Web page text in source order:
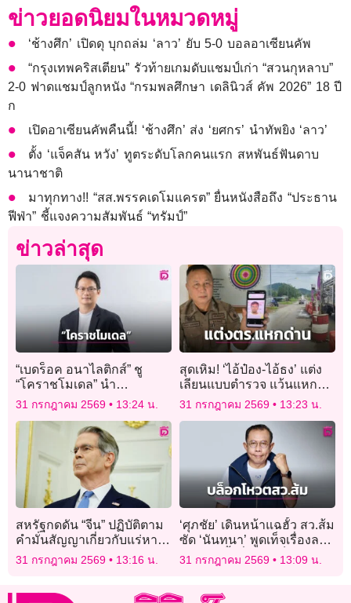
ข่าวยอดนิยมในหมวดหมู่
‘ช้างศึก’ เปิดดุ บุกถล่ม ‘ลาว’ ยับ 5-0 บอลอาเซียนคัพ
“กรุงเทพคริสเตียน” รัวท้ายเกมดับแชมป์เก่า “สวนกุหลาบ”
2-0 ฟาดแชมป์ลูกหนัง “กรมพลศึกษา เดลินิวส์ คัพ 2026” 18 ปี
ก
เปิดอาเซียนคัพคืนนี้! ‘ช้างศึก’ ส่ง ‘ยศกร’ นำทัพยิง ‘ลาว’
ตั้ง ‘แจ็คสัน หวัง’ ทูตระดับโลกคนแรก สหพันธ์ฟันดาบ
นานาชาติ
มาทุกทาง!! “สส.พรรคเดโมแครต” ยื่นหนังสือถึง “ประธาน
ฟีฟ่า” ชี้แจงความสัมพันธ์ “ทรัมป์”
ข่าวล่าสุด
“เบดร็อค อนาไลติกส์” ชู
“โคราชโมเดล” นำ
แพลตฟอร์ม AI พลิกโฉม
เทศบาลนครนครราชสีมา สู่
ต้นแบบ Smart City
31 กรกฎาคม 2569 13:24 น.
สุดเหิม! ‘ไอ้ป๋อง-ไอ้ธง’ แต่ง
เลียนแบบตำรวจ แว้นแหก
ด่าน คาดมุ่งหน้าสระแก้ว
31 กรกฎาคม 2569 13:23 น.
สหรัฐกดดัน “จีน” ปฏิบัติตาม
คำมั่นสัญญาเกี่ยวกับแร่หา
ยาก-ผลิตภัณฑ์เกษตร
31 กรกฎาคม 2569 13:16 น.
‘ศุภชัย’ เดินหน้าแฉฮั้ว สว.ส้ม
ซัด ‘นันทนา’ พูดเท็จเรื่องลง
เช่าห้องทั้งที่มีใบเสร็จ
31 กรกฎาคม 2569 13:09 น.